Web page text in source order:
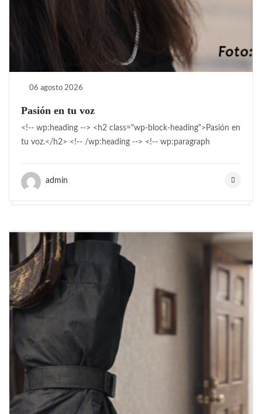
06 agosto 2026
Pasión en tu voz
<!-- wp:heading --> <h2 class="wp-block-heading">Pasión en
tu voz.</h2> <!-- /wp:heading --> <!-- wp:paragraph
admin